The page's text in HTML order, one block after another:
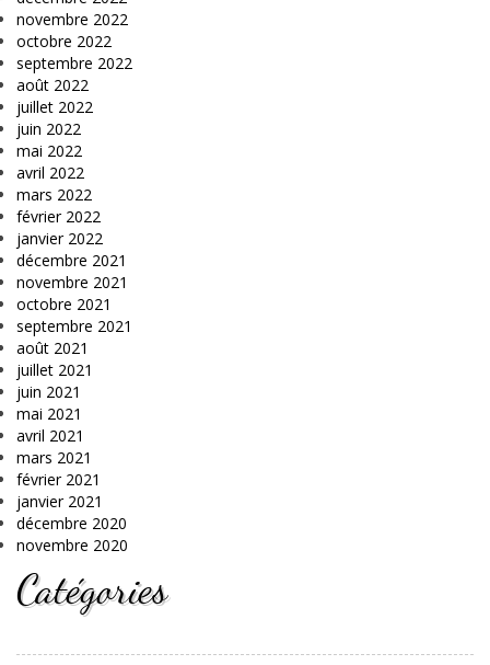
novembre 2022
octobre 2022
septembre 2022
août 2022
juillet 2022
juin 2022
mai 2022
avril 2022
mars 2022
février 2022
janvier 2022
décembre 2021
novembre 2021
octobre 2021
septembre 2021
août 2021
juillet 2021
juin 2021
mai 2021
avril 2021
mars 2021
février 2021
janvier 2021
décembre 2020
novembre 2020
Catégories